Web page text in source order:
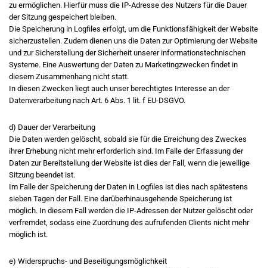
zu ermöglichen. Hierfür muss die IP-Adresse des Nutzers für die Dauer
der Sitzung gespeichert bleiben.
Die Speicherung in Logfiles erfolgt, um die Funktionsfähigkeit der Website
sicherzustellen. Zudem dienen uns die Daten zur Optimierung der Website
und zur Sicherstellung der Sicherheit unserer informationstechnischen
Systeme. Eine Auswertung der Daten zu Marketingzwecken findet in
diesem Zusammenhang nicht statt.
In diesen Zwecken liegt auch unser berechtigtes Interesse an der
Datenverarbeitung nach Art. 6 Abs. 1 lit. f EU-DSGVO.
d) Dauer der Verarbeitung
Die Daten werden gelöscht, sobald sie für die Erreichung des Zweckes
ihrer Erhebung nicht mehr erforderlich sind. Im Falle der Erfassung der
Daten zur Bereitstellung der Website ist dies der Fall, wenn die jeweilige
Sitzung beendet ist.
Im Falle der Speicherung der Daten in Logfiles ist dies nach spätestens
sieben Tagen der Fall. Eine darüberhinausgehende Speicherung ist
möglich. In diesem Fall werden die IP-Adressen der Nutzer gelöscht oder
verfremdet, sodass eine Zuordnung des aufrufenden Clients nicht mehr
möglich ist.
e) Widerspruchs- und Beseitigungsmöglichkeit